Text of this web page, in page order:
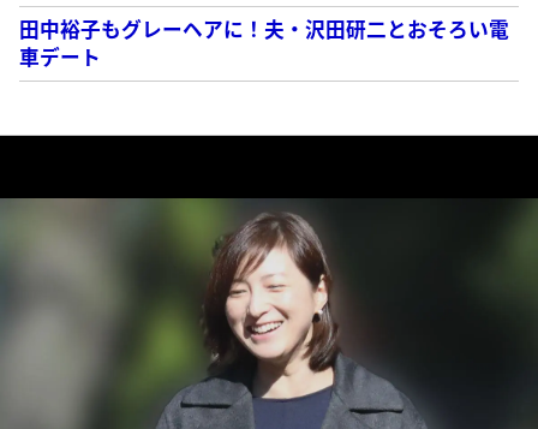
田中裕子もグレーヘアに！夫・沢田研二とおそろい電
車デート